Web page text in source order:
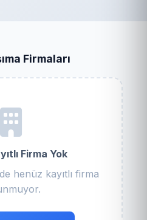
Firmaları
Firma Yok
henüz kayıtlı firma